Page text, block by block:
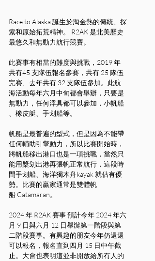
Race to Alaska 誕生於淘金熱的傳統、探
索和原始拓荒精神。 R2AK 是北美歷史
最悠久和無動力航行競賽。
此賽事有相當的難度與挑戰，2019 年
共有45 支隊伍報名參賽，共有 25 隊伍
完賽、去年共有 32 支隊伍參加。此航
海活動每年六月中旬都會舉辦，只要是
無動力，任何浮具都可以參加，小帆船
、橡皮艇、手划船等。
帆船是最普遍的型式，但是因為不能帶
任何輔助引擎動力，所以比賽開始時，
將帆船移出港口也是一項挑戰，當然只
能用槳划出港再張帆正常航行，這段時
間手划船、海洋獨木舟kayak 就佔有優
勢。比賽的贏家通常是雙體帆
船 Catamaran。
2024 年 R2AK 賽事 預計今年 2024 年六
月 9 日與六月 12 日舉辦第一階段與第
二階段賽事。有興趣的朋友今年仍還還
可以報名，報名直到四月 15 日中午截
止。大會也表明這並非開放給所有人的